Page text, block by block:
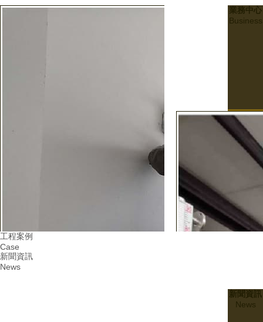
業務中心
Business
工程案例
Case
新聞資訊
News
新聞資訊
News